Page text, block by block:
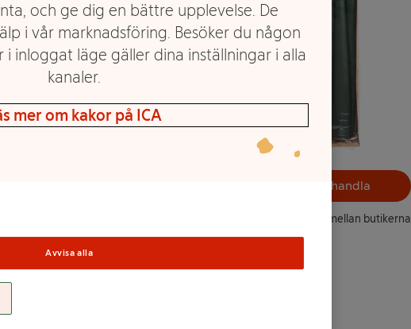
Välj butik och handla
Sortimentet kan variera mellan butikerna
och ge dig en bättre upplevelse. De
i vår marknadsföring. Besöker du någon
i inloggat läge gäller dina inställningar i alla
kanaler.
mer om kakor på ICA
Avvisa alla